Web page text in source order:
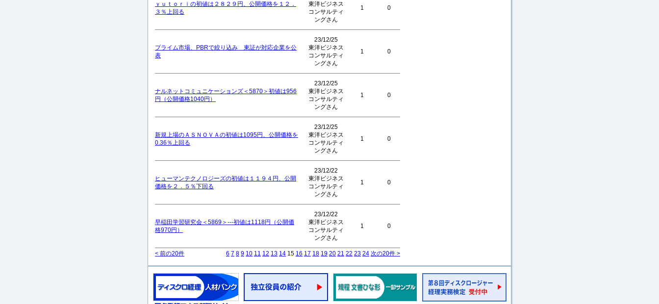
ｙｕｔｏｒｉの初値は２８２９円、公開価格を１２．
３％上回る
東洋ビジネス
コンサルティ
ングさん
1 0
プライム市場、PBRで絞り込み 東証が対応企業を公
表
23/12/25
東洋ビジネス
コンサルティ
ングさん
1 0
ナルネットコミュニケーションズ＜5870＞初値は956
円（公開価格1040円）
23/12/25
東洋ビジネス
コンサルティ
ングさん
1 0
新規上場のＡＳＮＯＶＡの初値は1095円、公開価格を
0.36％上回る
23/12/25
東洋ビジネス
コンサルティ
ングさん
1 0
ヒューマンテクノロジーズの初値は１１９４円、公開
価格を２．５％下回る
23/12/22
東洋ビジネス
コンサルティ
ングさん
1 0
早稲田学習研究会＜5869＞---初値は1118円（公開価
格970円）
23/12/22
東洋ビジネス
コンサルティ
ングさん
1 0
< 前の20件 6 7 8 9 10 11 12 13 14 15 16 17 18 19 20 21 22 23 24 次の20件 >